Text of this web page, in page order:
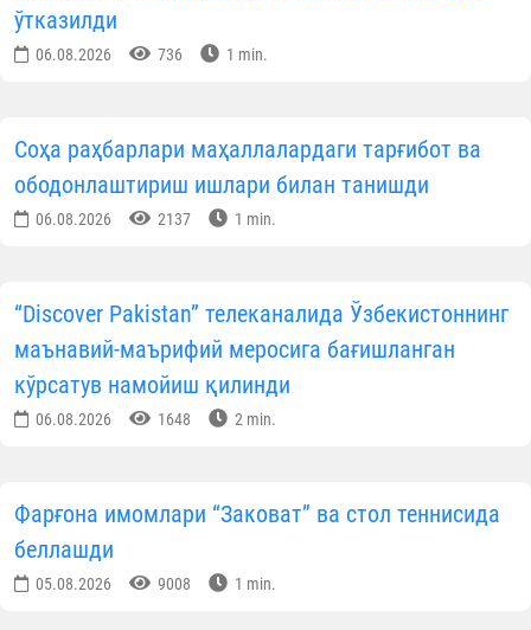
ўтказилди
06.08.2026 736 1 min.
Соҳа раҳбарлари маҳаллалардаги тарғибот ва
ободонлаштириш ишлари билан танишди
06.08.2026 2137 1 min.
“Discover Pakistan” телеканалида Ўзбекистоннинг
маънавий-маърифий меросига бағишланган
кўрсатув намойиш қилинди
06.08.2026 1648 2 min.
Фарғона имомлари “Заковат” ва стол теннисида
беллашди
05.08.2026 9008 1 min.